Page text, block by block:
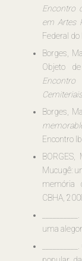
Encontro
em Artes
Federal do
Borges,
Objeto
Borges,
Encontro
Mucugê:
memória
CBHA,
uma